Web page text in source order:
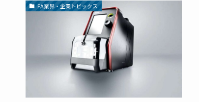
FA業界・企業トピックス